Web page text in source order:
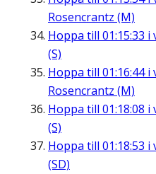
Rosencrantz (M)
Hoppa till 01:15:33 i
(S)
Hoppa till 01:16:44i
Rosencrantz (M)
Hoppa till 01:18:08 i
(S)
Hoppa till 01:18:53 i
(SD)